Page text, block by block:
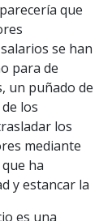
que
se han
para de
un puñado de
los
los
mediante
ha
y estancar la
es una